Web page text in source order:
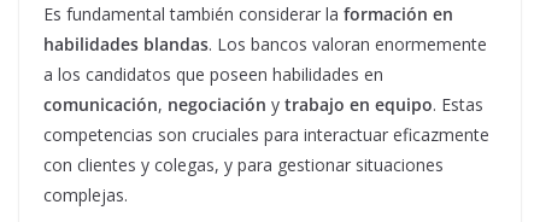
Es fundamental también considerar la formación en
habilidades blandas. Los bancos valoran enormemente
a los candidatos que poseen habilidades en
comunicación, negociación y trabajo en equipo. Estas
competencias son cruciales para interactuar eficazmente
con clientes y colegas, y para gestionar situaciones
complejas.